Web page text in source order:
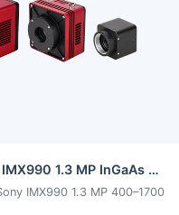
400–1700 nm IMX990 1.3 MP InGaAs シリーズ SWIR カメラ
IMX990 1.3 MP 400–1700